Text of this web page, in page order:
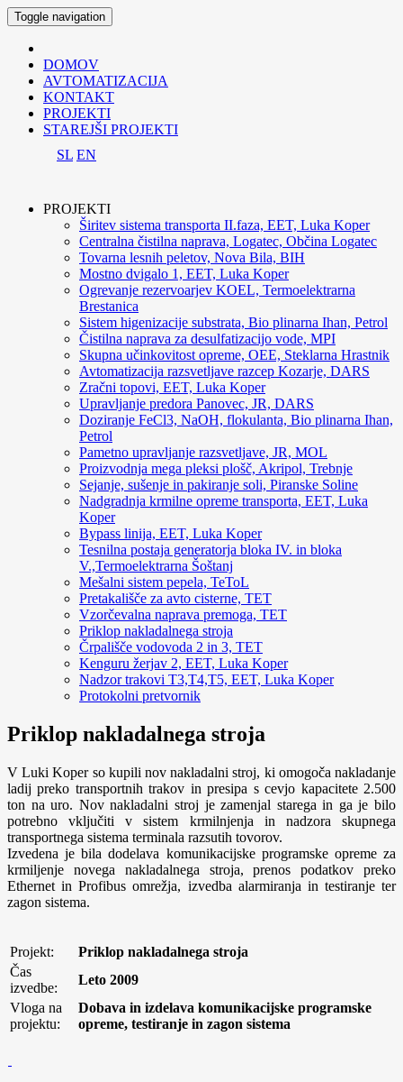
Toggle navigation
DOMOV
AVTOMATIZACIJA
KONTAKT
PROJEKTI
STAREJŠI PROJEKTI
SL EN
PROJEKTI
Širitev sistema transporta II.faza, EET, Luka Koper
Centralna čistilna naprava, Logatec, Občina Logatec
Tovarna lesnih peletov, Nova Bila, BIH
Mostno dvigalo 1, EET, Luka Koper
Ogrevanje rezervoarjev KOEL, Termoelektrarna
Brestanica
Sistem higenizacije substrata, Bio plinarna Ihan, Petrol
Čistilna naprava za desulfatizacijo vode, MPI
Skupna učinkovitost opreme, OEE, Steklarna Hrastnik
Avtomatizacija razsvetljave razcep Kozarje, DARS
Zračni topovi, EET, Luka Koper
Upravljanje predora Panovec, JR, DARS
Doziranje FeCl3, NaOH, flokulanta, Bio plinarna Ihan,
Petrol
Pametno upravljanje razsvetljave, JR, MOL
Proizvodnja mega pleksi plošč, Akripol, Trebnje
Sejanje, sušenje in pakiranje soli, Piranske Soline
Nadgradnja krmilne opreme transporta, EET, Luka
Koper
Bypass linija, EET, Luka Koper
Tesnilna postaja generatorja bloka IV. in bloka
V.,Termoelektrarna Šoštanj
Mešalni sistem pepela, TeToL
Pretakališče za avto cisterne, TET
Vzorčevalna naprava premoga, TET
Priklop nakladalnega stroja
Črpališče vodovoda 2 in 3, TET
Kenguru žerjav 2, EET, Luka Koper
Nadzor trakovi T3,T4,T5, EET, Luka Koper
Protokolni pretvornik
Priklop nakladalnega stroja
V Luki Koper so kupili nov nakladalni stroj, ki omogoča nakladanje
ladij preko transportnih trakov in presipa s cevjo kapacitete 2.500
ton na uro. Nov nakladalni stroj je zamenjal starega in ga je bilo
potrebno vključiti v sistem krmilnjenja in nadzora skupnega
transportnega sistema terminala razsutih tovorov.
Izvedena je bila dodelava komunikacijske programske opreme za
krmiljenje novega nakladalnega stroja, prenos podatkov preko
Ethernet in Profibus omrežja, izvedba alarmiranja in testiranje ter
zagon sistema.
Projekt:
Priklop nakladalnega stroja
Čas
izvedbe:
Leto 2009
Vloga na
projektu:
Dobava in izdelava komunikacijske programske
opreme, testiranje in zagon sistema